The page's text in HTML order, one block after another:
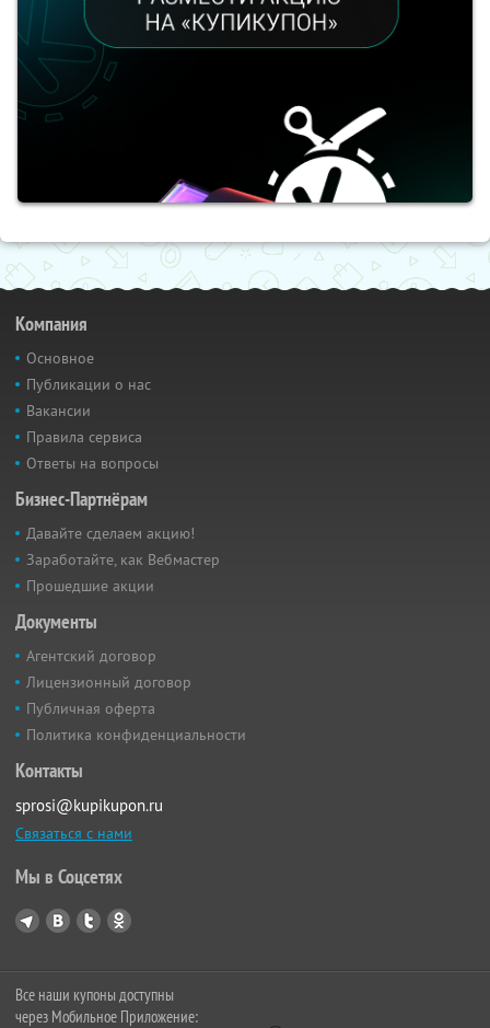
Компания
Основное
Публикации о нас
Вакансии
Правила сервиса
Ответы на вопросы
Бизнес-Партнёрам
Давайте сделаем акцию!
Заработайте, как Вебмастер
Прошедшие акции
Документы
Агентский договор
Лицензионный договор
Публичная оферта
Политика конфиденциальности
Контакты
sprosi@kupikupon.ru
Связаться с нами
Мы в Соцсетях
Все наши купоны доступны
через Мобильное Приложение: